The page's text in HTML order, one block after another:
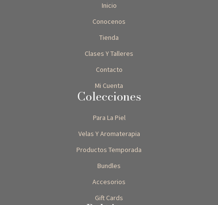
Inicio
Conocenos
Tienda
Clases Y Talleres
Contacto
Mi Cuenta
Colecciones
Para La Piel
Velas Y Aromaterapia
Productos Temporada
Bundles
Accesorios
Gift Cards